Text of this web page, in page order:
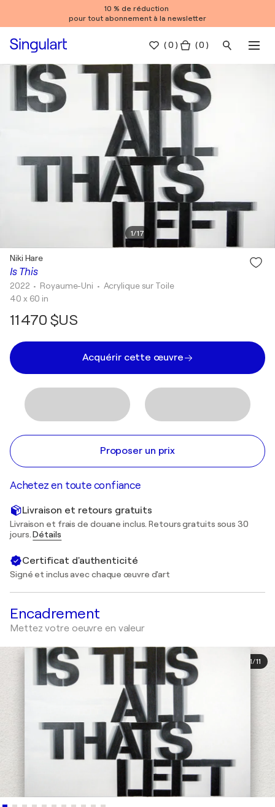
10 % de réduction
pour tout abonnement à la newsletter
(0 ) ( 0 )
1/17
Is This
Niki Hare
2022 • Royaume-Uni • Acrylique sur Toile
40 x 60 in
11 470 $US
Acquérir cette œuvre
Proposer un prix
Achetez en toute confiance
Livraison et retours gratuits
Livraison et frais de douane inclus. Retours gratuits sous 30
jours.Détails
Certificat d'authenticité
Signé et inclus avec chaque œuvre d'art
Encadrement
Mettez votre oeuvre en valeur
1/11